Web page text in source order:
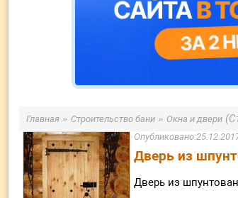
Главная » Строительство бани » Окна и двери
Дверь из
Дверь из